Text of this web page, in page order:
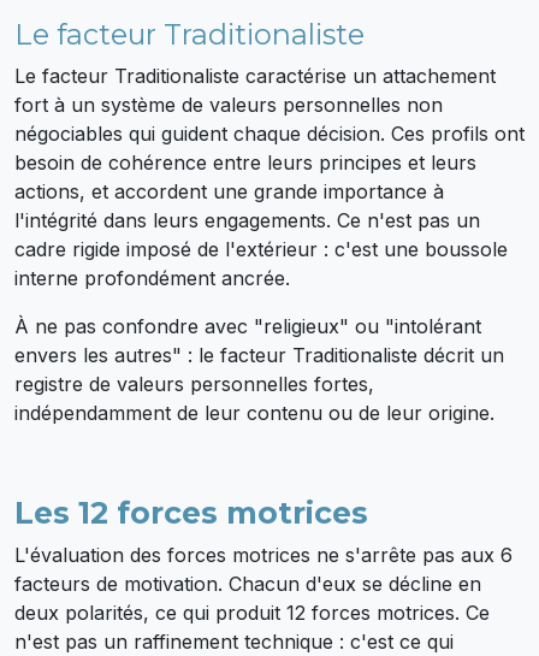
Le facteur Traditionaliste
Le facteur Traditionaliste caractérise un attachement
fort à un système de valeurs personnelles non
négociables qui guident chaque décision. Ces profils ont
besoin de cohérence entre leurs principes et leurs
actions, et accordent une grande importance à
l'intégrité dans leurs engagements. Ce n'est pas un
cadre rigide imposé de l'extérieur : c'est une boussole
interne profondément ancrée.
À ne pas confondre avec "religieux" ou "intolérant
envers les autres" : le facteur Traditionaliste décrit un
registre de valeurs personnelles fortes,
indépendamment de leur contenu ou de leur origine.
Les 12 forces motrices
L'évaluation des forces motrices ne s'arrête pas aux 6
facteurs de motivation. Chacun d'eux se décline en
deux polarités, ce qui produit 12 forces motrices. Ce
n'est pas un raffinement technique : c'est ce qui